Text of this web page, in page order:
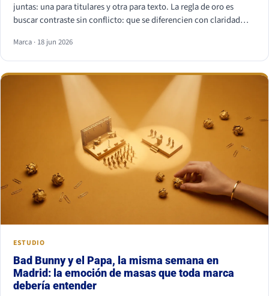
juntas: una para titulares y otra para texto. La regla de oro es
buscar contraste sin conflicto: que se diferencien con claridad
combinación más segura es serif para titular y sans serif para
texto, o al revés. Lo que nunca funciona es juntar dos fuentes
parecidas pero no iguales: el ojo nota el choque aunque no sepa
Marca · 18 jun 2026
ESTUDIO
Bad Bunny y el Papa, la misma semana en
Madrid: la emoción de masas que toda marca
debería entender